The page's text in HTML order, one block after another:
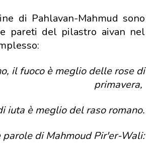
di Pahlavan-Mahmud sono
pareti del pilastro aivan nel
il fuoco è meglio delle rose di
primavera,
iuta è meglio del raso romano.
di Mahmoud Pir'er-Wali: